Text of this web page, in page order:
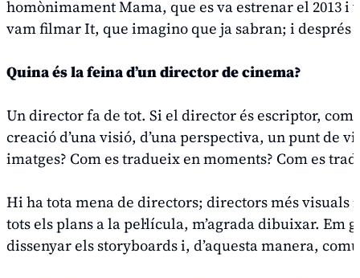
homònimamentMama, que es va estrenar el 2013 i
vam filmarIt, que imagino que ja sabran; i després
Quina és la feina d’un director de cinema?
Un director fa de tot. Si el director és escriptor,
creació d’una visió, d’una perspectiva, un punt de
imatges? Com es tradueix en moments? Com es
Hi ha tota mena de directors; directors més visuals
tots els plans a la pel·lícula, m’agrada dibuixar. Em
dissenyar els storyboardsi, d’aquesta manera,